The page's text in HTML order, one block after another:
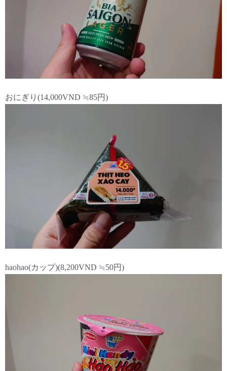
おにぎり(14,000VND ≒85円)
haohao(カップ)(8,200VND ≒50円)